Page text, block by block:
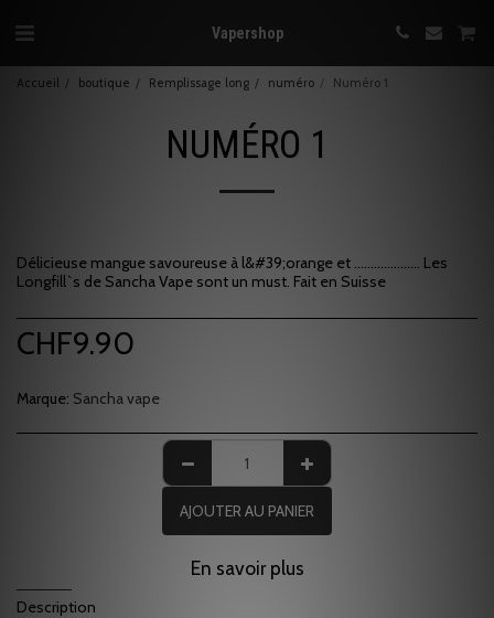
Vapershop
Accueil boutique Remplissage long numéro Numéro 1
NUMÉRO 1
Délicieuse mangue savoureuse à l&#39;orange et .................... Les
Longfill`s de Sancha Vape sont un must. Fait en Suisse
CHF9.90
Marque: Sancha vape
AJOUTER AU PANIER
En savoir plus
Description